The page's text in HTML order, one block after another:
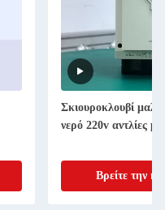
Σκιουροκλουβί
νερό 220v αντλίες
Βρείτε την